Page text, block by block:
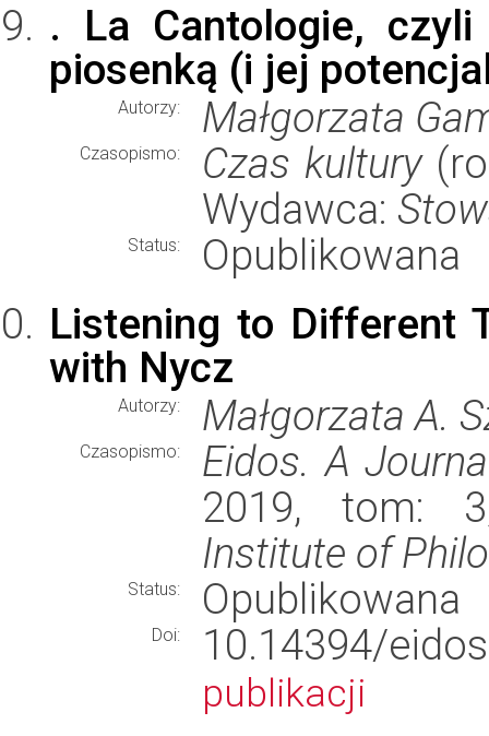
. La Cantologie, czyli
piosenką (i jej
Autorzy: Małgorzata
Czasopismo: Czas kultury
Wydawca:
Status:
Opublikowana
Listening to Different
with Nycz
Autorzy: Małgorzata A.
Czasopismo:
Eidos. A
2019, tom:
Institute of
Status: Opublikowana
Doi: 10.14394/
publikacji